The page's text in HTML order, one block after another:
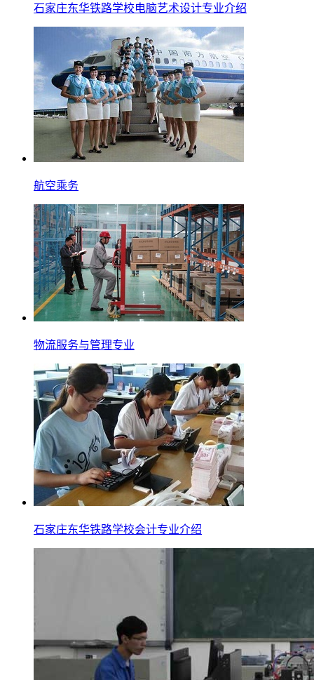
石家庄东华铁路学校电脑艺术设计专业介绍
航空乘务
物流服务与管理专业
石家庄东华铁路学校会计专业介绍